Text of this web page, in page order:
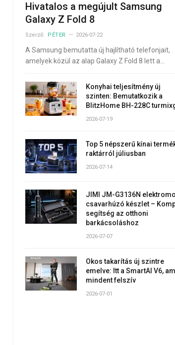
Hivatalos a megújult Samsung
Galaxy Z Fold 8
Szerző: PÉTER 2026-07-22
A Samsung bemutatta új hajlítható telefonjait,
amelyek közül az alap Galaxy Z Fold 8 lett a…
Konyhai teljesítmény új
szinten: Bemutatkozik a
BlitzHome BH-228C
2026-07-19
Top 5 népszerű kínai
raktárról júliusban
2026-07-14
JIMI JM-G3136N
csavarhúzó készlet –
segítség az otthoni
barkácsoláshoz
2026-07-07
Okos takarítás új szintre
emelve: Itt a SmartAI V6,
mindent felszív
2026-07-01